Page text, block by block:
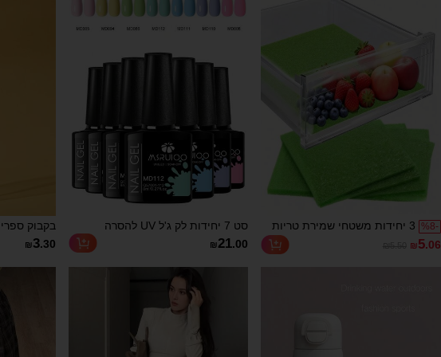
יומיומיות, יציאה
בוקר, ירקות, חטיפים ודגנים,
חזרה לבית הספר
-
8
%
3 יחידות משטחי שמירת טריות
לפירות וירקות, בטנות למגירות
מקרר, משטחי מדף, משטחי₪5.06
סט 7 יחידות לק ג'ל UV להסרה
בהשריה בצבעי מאקרון, 8 מ"ל, עמיד
לאורך זמן, ללא עופרת, ללא HEMA ו-
TPO, מתאים לעיצוב ציפורניים קיצי,
בסלון ציפורניים ובבית, ציוד
לציפורניים
₪21.00
רציף
לעיצוב
ואביזרים,
למספרה
₪3.30